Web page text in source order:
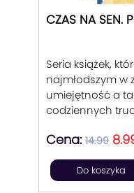
CZAS NA SEN.
Seria książek,
najmłodszym w
umiejętność a
codziennych
rodziców w
wychowania
Cena: 14.99
Do koszyka